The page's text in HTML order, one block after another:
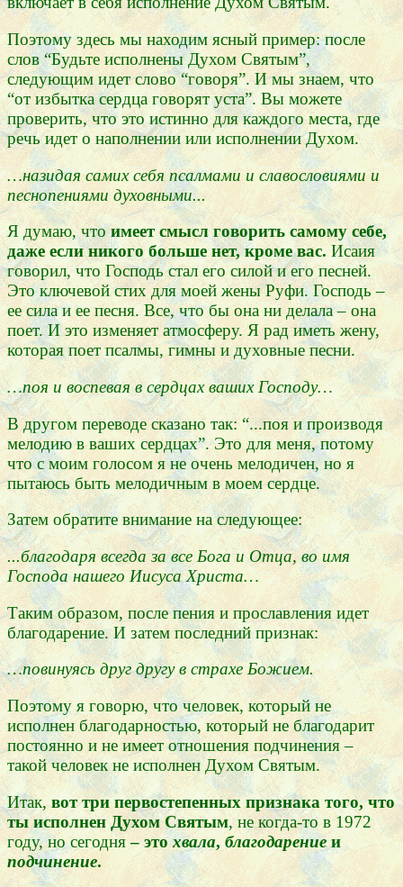
Поэтому здесь мы находим ясный пример: после
слов “Будьте исполнены Духом Святым”,
следующим идет слово “говоря”. И мы знаем, что
“от избытка сердца говорят уста”. Вы можете
проверить, что это истинно для каждого места, где
речь идет о наполнении или исполнении Духом.
…назидая самих себя псалмами и славословиями и
песнопениями духовными...
Я думаю, чтоимеет смысл говорить самому себе,
даже если никого больше нет, кроме вас.Исаия
говорил, что Господь стал его силой и его песней.
Это ключевой стих для моей жены Руфи. Господь –
ее сила и ее песня. Все, что бы она ни делала – она
поет. И это изменяет атмосферу. Я рад иметь жену,
которая поет псалмы, гимны и духовные песни.
…поя и воспевая в сердцах ваших Господу…
В другом переводе сказано так: “...поя и производя
мелодию в ваших сердцах”. Это для меня, потому
что с моим голосом я не очень мелодичен, но я
пытаюсь быть мелодичным в моем сердце.
Затем обратите внимание на следующее:
...благодаря всегда за все Бога и Отца, во имя
Господа нашего Иисуса Христа…
Таким образом, после пения и прославления идет
благодарение. И затем последний признак:
…повинуясь друг другу в страхе Божием.
Поэтому я говорю, что человек, который не
исполнен благодарностью, который не благодарит
постоянно и не имеет отношения подчинения –
такой человек не исполнен Духом Святым.
Итак,вот три первостепенных признака того, что
ты исполнен Духом Святым, не когда-то в 1972
году, но сегодня– этохвала,благодарениеи
подчинение.